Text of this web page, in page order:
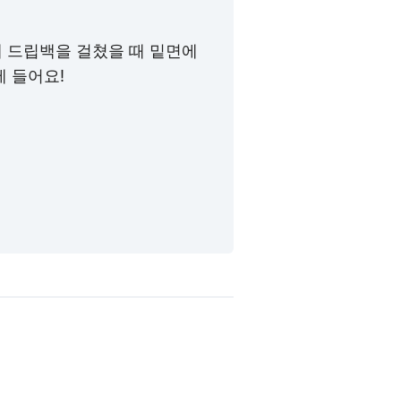
립백을 걸쳤을 때 밑면에
들어요!